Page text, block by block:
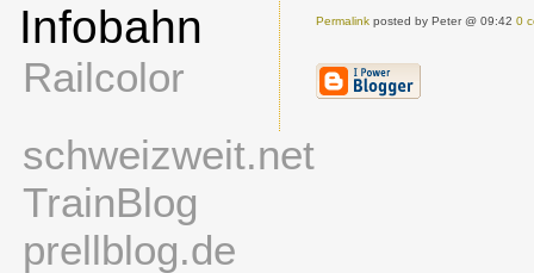
Permalinkposted by Peter @ 09:42 0
Infobahn
Railcolor
schweizweit.net
TrainBlog
prellblog.de